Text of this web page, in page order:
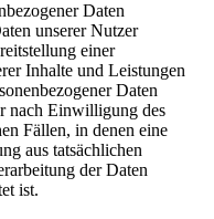
Daten
unserer Nutzer
einer
Inhalte und Leistungen
Daten
nach Einwilligung des
Fällen, in denen eine
aus tatsächlichen
der Daten
ist.